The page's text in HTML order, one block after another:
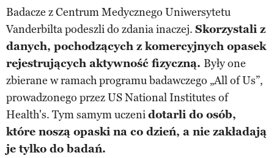
Badacze z Centrum Medycznego Uniwersytetu
Vanderbilta podeszli do zdania inaczej. Skorzystali z
danych, pochodzących z komercyjnych opasek
rejestrujących aktywność fizyczną. Były one
zbierane w ramach programu badawczego „All of Us”,
prowadzonego przez US National Institutes of
Health's. Tym samym uczenidotarli do osób,
które noszą opaski na co dzień, a nie zakładają
je tylko do badań.